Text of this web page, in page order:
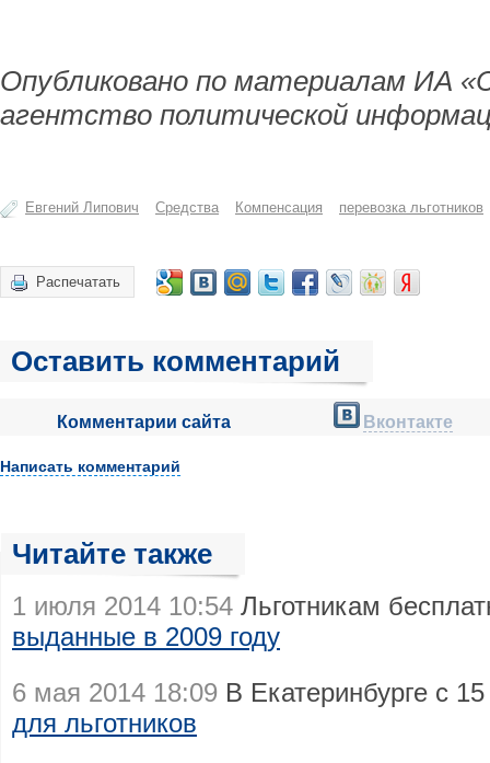
Опубликовано по материалам ИА
агентство политической
Евгений Липович Средства Компенсация перевозка льготников
Распечатать
Оставить комментарий
Комментарии сайта Вконтакте
Написать комментарий
Читайте также
1 июля 2014 10:54 Льготникам
выданные в 2009 году
6 мая 2014 18:09 В Екатеринбурге с
для льготников